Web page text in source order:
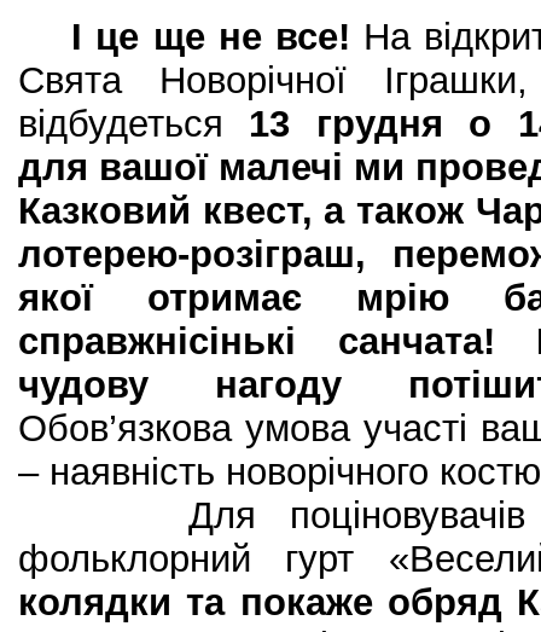
І це ще не все! На
Свята Новорічної
відбудеться 13 грудня о
для вашої малечі ми
Казковий квест, а також
лотерею-розіграш,
якої отримає мрію
справжнісінькі
чудову нагоду
Обов’язкова умова участі
– наявність новорічного
Для поціновувачів
фольклорний гурт
колядки та покаже обряд